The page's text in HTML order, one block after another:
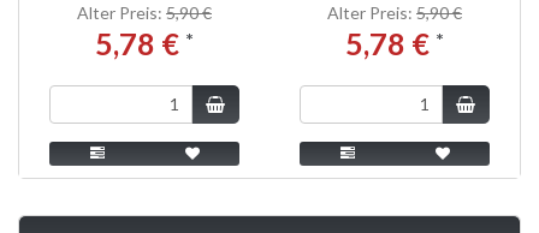
Alter Preis: 5,90 €
5,78 € *
Alter Preis: 5,90 €
5,78 € *